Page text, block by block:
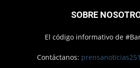
SOBRE
El código informativo de
Contáctanos: